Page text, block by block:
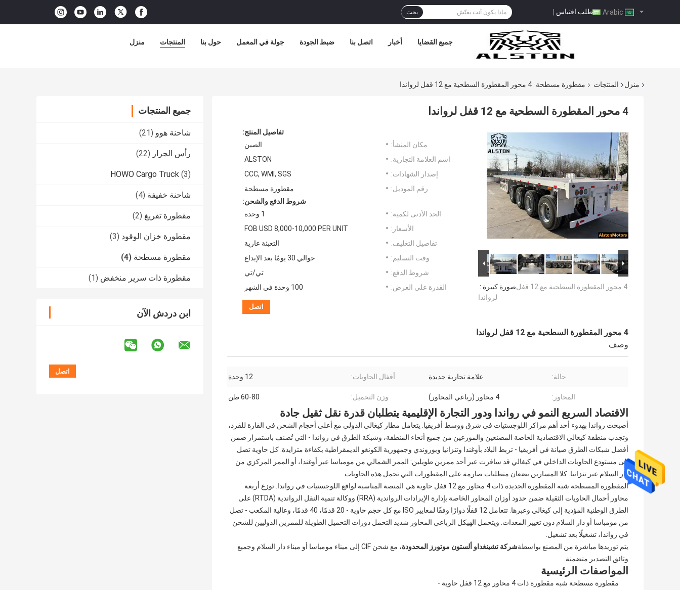
طلب اقتباس | بحث
منزل المنتجات حول بنا جولة في المعمل ضبط الجودة اتصل بنا أخبار جميع القضايا
منزل المنتجات مقطورة مسطحة 4 محور المقطورة السطحية مع 12 قفل لرواندا
جميع المنتجات
شاحنة هوو (21)
رأس الجرار (22)
HOWO Cargo Truck (3)
شاحنة خفيفة (4)
مقطورة تفريغ (2)
مقطورة خزان الوقود (3)
مقطورة مسطحة (4)
مقطورة ذات سرير منخفض (1)
ابن دردش الآن
4 محور المقطورة السطحية مع 12 قفل لرواندا
صورة كبيرة :4 محور المقطورة السطحية مع 12 قفل
لرواندا
تفاصيل المنتج:
مكان المنشأ:
الصين
اسم العلامة التجارية:
ALSTON
إصدار الشهادات:
CCC, WMI, SGS
رقم الموديل:
مقطورة مسطحة
شروط الدفع والشحن:
الحد الأدنى لكمية:
1 وحدة
الأسعار:
FOB USD 8,000-10,000 PER UNIT
تفاصيل التغليف:
التعبئة عارية
وقت التسليم:
حوالي 30 يومًا بعد الإيداع
شروط الدفع:
تي/تي
القدرة على العرض:
100 وحدة في الشهر
اتصل
4 محور المقطورة السطحية مع 12 قفل لرواندا
وصف
حالة: علامة تجارية جديدة أقفال الحاويات: 12 وحدة
المحاور: 4 محاور (رباعي المحاور) وزن التحميل: 60-80 طن
الاقتصاد السريع النمو في رواندا ودور التجارة الإقليمية يتطلبان قدرة نقل ثقيل جادة
أصبحت رواندا بهدوء أحد أهم مراكز اللوجستيات في شرق ووسط أفريقيا. يتعامل مطار كيغالي الدولي مع أعلى أحجام الشحن في القارة للفرد،
وتجذب منطقة كيغالي الاقتصادية الخاصة المصنعين والموزعين من جميع أنحاء المنطقة، وشبكة الطرق في رواندا - التي تُصنف باستمرار ضمن
أفضل شبكات الطرق صيانة في أفريقيا - تربط البلاد بأوغندا وتنزانيا وبوروندي وجمهورية الكونغو الديمقراطية بكفاءة متزايدة. كل حاوية تصل
إلى مستودع الحاويات الداخلي في كيغالي قد سافرت عبر أحد ممرين طويلين: الممر الشمالي من مومباسا عبر أوغندا، أو الممر المركزي من
دار السلام عبر تنزانيا. كلا المسارين يضعان متطلبات صارمة على المقطورات التي تحمل هذه الحاويات.
المقطورة المسطحة شبه المقطورة الجديدة ذات 4 محاور مع 12 قفل حاوية هي المنصة المناسبة لواقع اللوجستيات في رواندا. توزع أربعة
محاور أحمال الحاويات الثقيلة ضمن حدود أوزان المحاور الخاصة بإدارة الإيرادات الرواندية (RRA) ووكالة تنمية النقل الرواندية (RTDA) على
الطرق الوطنية المؤدية إلى كيغالي وعبرها. تتعامل 12 قفلًا دوارًا وفقًا لمعايير ISO مع كل حجم حاوية - 20 قدمًا، 40 قدمًا، وعالية المكعب - تصل
من مومباسا أو دار السلام دون تغيير المعدات. ويتحمل الهيكل الرباعي المحاور شديد التحمل دورات التحميل الطويلة للممرين الدوليين للشحن
في رواندا، تشغيلًا بعد تشغيل.
يتم توريدها مباشرة من المصنع بواسطةشركة تشينغداو ألستون موتورز المحدودة
، مع شحن CIF إلى ميناء مومباسا أو ميناء دار السلام وجميع
وثائق التصدير متضمنة.
المواصفات الرئيسية
مقطورة مسطحة شبه مقطورة ذات 4 محاور مع 12 قفل حاوية -